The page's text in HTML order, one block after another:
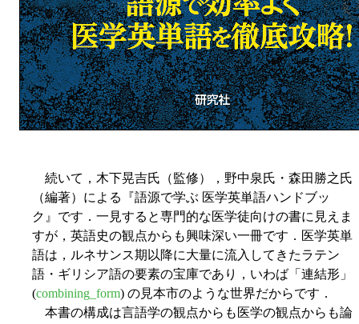
続いて，木下晃吉氏（監修），野中泉氏・森田勝之氏
（編著）による『語源で学ぶ 医学英単語ハンドブッ
ク』です．一見すると専門的な医学徒向けの書に見えま
すが，英語史の観点からも興味深い一冊です．医学英単
語は，ルネサンス期以降に大量に流入してきたラテン
語・ギリシア語の要素の宝庫であり，いわば「連結形」
(combining_form) の見本市のような世界だからです．
本書の構成は言語学の観点からも医学の観点からも論